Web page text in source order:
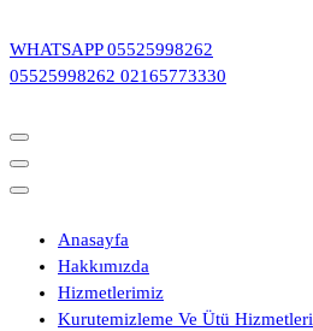
geç
WHATSAPP 05525998262
05525998262 02165773330
Anasayfa
Hakkımızda
Hizmetlerimiz
Kurutemizleme Ve Ütü Hizmetleri